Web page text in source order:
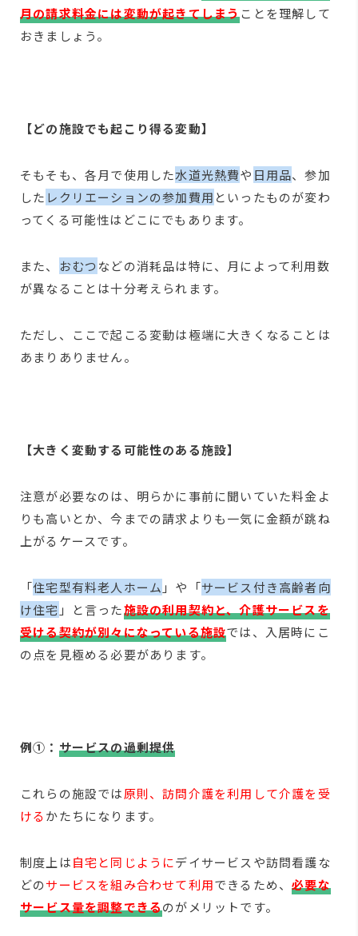
月の請求料金には変動が起きてしまうことを理解して
おきましょう。
【どの施設でも起こり得る変動】
そもそも、各月で使用した水道光熱費や 日用品、参加
した レクリエーションの参加費用 といったものが変わ
ってくる可能性はどこにでもあります。
また、 おむつ などの消耗品は特に、月によって利用数
が異なることは十分考えられます。
ただし、ここで起こる変動は極端に大きくなることは
あまりありません。
【大きく変動する可能性のある施設】
注意が必要なのは、明らかに事前に聞いていた料金よ
りも高いとか、今までの請求よりも一気に金額が跳ね
上がるケースです。
「住宅型有料老人ホーム 」や「サービス付き高齢者向
け住宅 」と言った施設の利用契約と、介護サービスを
受ける契約が別々になっている施設では、入居時にこ
の点を見極める必要があります。
例①： サービスの過剰提供
これらの施設では原則、訪問介護を利用して介護を受
けるかたちになります。
制度上は自宅と同じようにデイサービスや訪問看護な
どのサービスを組み合わせて利用できるため、必要な
サービス量を調整できるのがメリットです。